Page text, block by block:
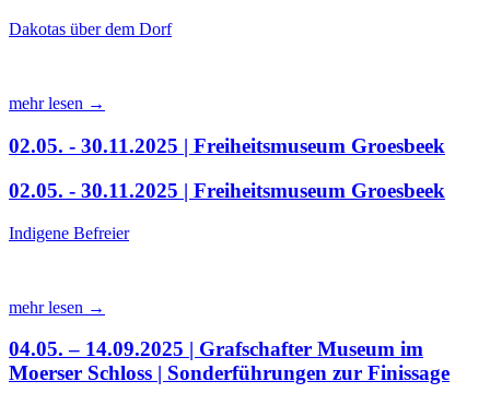
Dakotas über dem Dorf
mehr lesen →
02.05. - 30.11.2025 | Freiheitsmuseum Groesbeek
02.05. - 30.11.2025 | Freiheitsmuseum Groesbeek
Indigene Befreier
mehr lesen →
04.05. – 14.09.2025 | Grafschafter Museum im
Moerser Schloss | Sonderführungen zur Finissage